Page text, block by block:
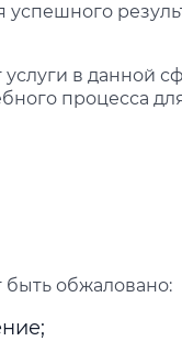
успешного
в данной
процесса
быть обжаловано: